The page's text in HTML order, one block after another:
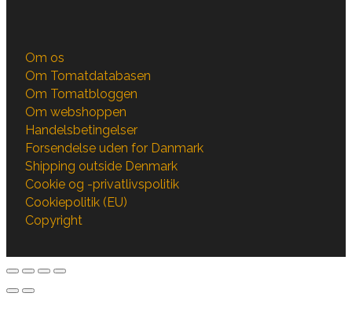
Om os
Om Tomatdatabasen
Om Tomatbloggen
Om webshoppen
Handelsbetingelser
Forsendelse uden for Danmark
Shipping outside Denmark
Cookie og -privatlivspolitik
Cookiepolitik (EU)
Copyright